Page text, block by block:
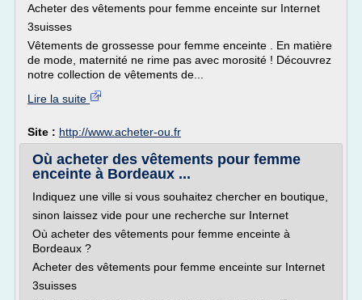
Acheter des vêtements pour femme enceinte sur Internet
3suisses
Vêtements de grossesse pour femme enceinte . En matière
de mode, maternité ne rime pas avec morosité ! Découvrez
notre collection de vêtements de...
Lire la suite
Site : http://www.acheter-ou.fr
Où acheter des vêtements pour femme
enceinte à Bordeaux ...
Indiquez une ville si vous souhaitez chercher en boutique,
sinon laissez vide pour une recherche sur Internet
Où acheter des vêtements pour femme enceinte à
Bordeaux ?
Acheter des vêtements pour femme enceinte sur Internet
3suisses